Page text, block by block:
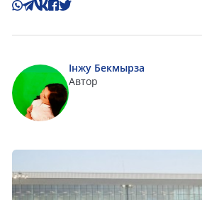
Інжу Бекмырза
Автор